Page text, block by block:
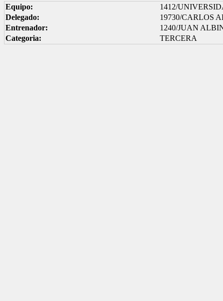
Equipo:
1412/
Delegado:
19730/CARLOS
Entrenador:
1240/JUAN
Categoria:
TERCERA